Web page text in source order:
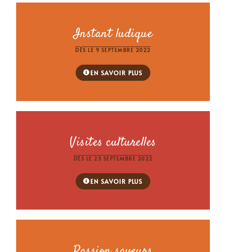
Instant ludique
DÈS LE 9 SEPTEMBRE 2022
EN SAVOIR PLUS
Visites culturelles
DÈS LE 23 SEPTEMBRE 2022
EN SAVOIR PLUS